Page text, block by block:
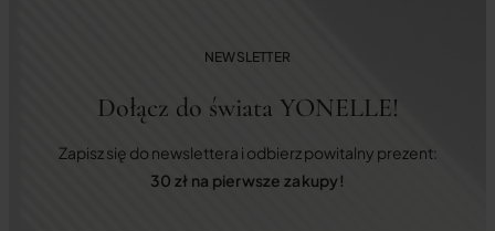
NEWSLETTER
Dołącz do świata YONELLE!
Zapisz się do newslettera i odbierz powitalny prezent:
30 zł na pierwsze zakupy!